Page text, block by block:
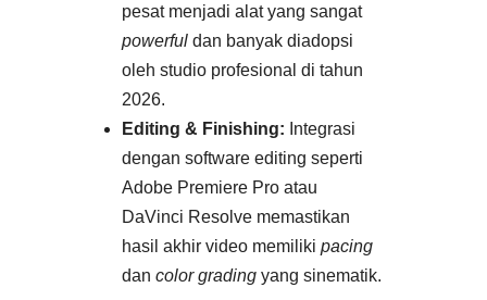
pesat menjadi alat yang sangat
powerful dan banyak diadopsi
oleh studio profesional di tahun
2026.​
Editing & Finishing: Integrasi
dengan software editing seperti
Adobe Premiere Pro atau
DaVinci Resolve memastikan
hasil akhir video memilikipacing
dancolor grading yang sinematik.